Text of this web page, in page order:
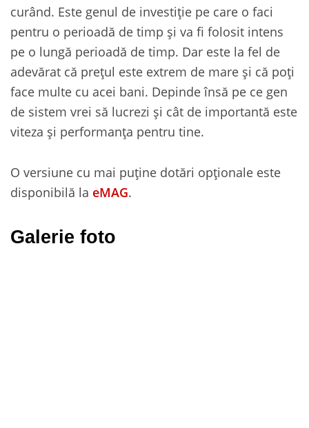
curând. Este genul de investiție pe care o faci
pentru o perioadă de timp și va fi folosit intens
pe o lungă perioadă de timp. Dar este la fel de
adevărat că prețul este extrem de mare și că poți
face multe cu acei bani. Depinde însă pe ce gen
de sistem vrei să lucrezi și cât de importantă este
viteza și performanța pentru tine.
O versiune cu mai puține dotări opționale este
disponibilă la eMAG.
Galerie foto